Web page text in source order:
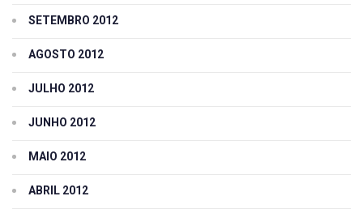
SETEMBRO 2012
AGOSTO 2012
JULHO 2012
JUNHO 2012
MAIO 2012
ABRIL 2012